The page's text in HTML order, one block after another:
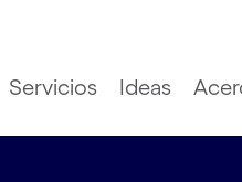
Servicios Ideas